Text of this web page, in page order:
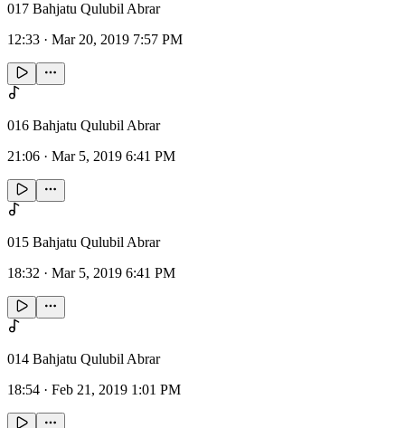
017 Bahjatu Qulubil Abrar
12:33 · Mar 20, 2019 7:57 PM
016 Bahjatu Qulubil Abrar
21:06 · Mar 5, 2019 6:41 PM
015 Bahjatu Qulubil Abrar
18:32 · Mar 5, 2019 6:41 PM
014 Bahjatu Qulubil Abrar
18:54 · Feb 21, 2019 1:01 PM